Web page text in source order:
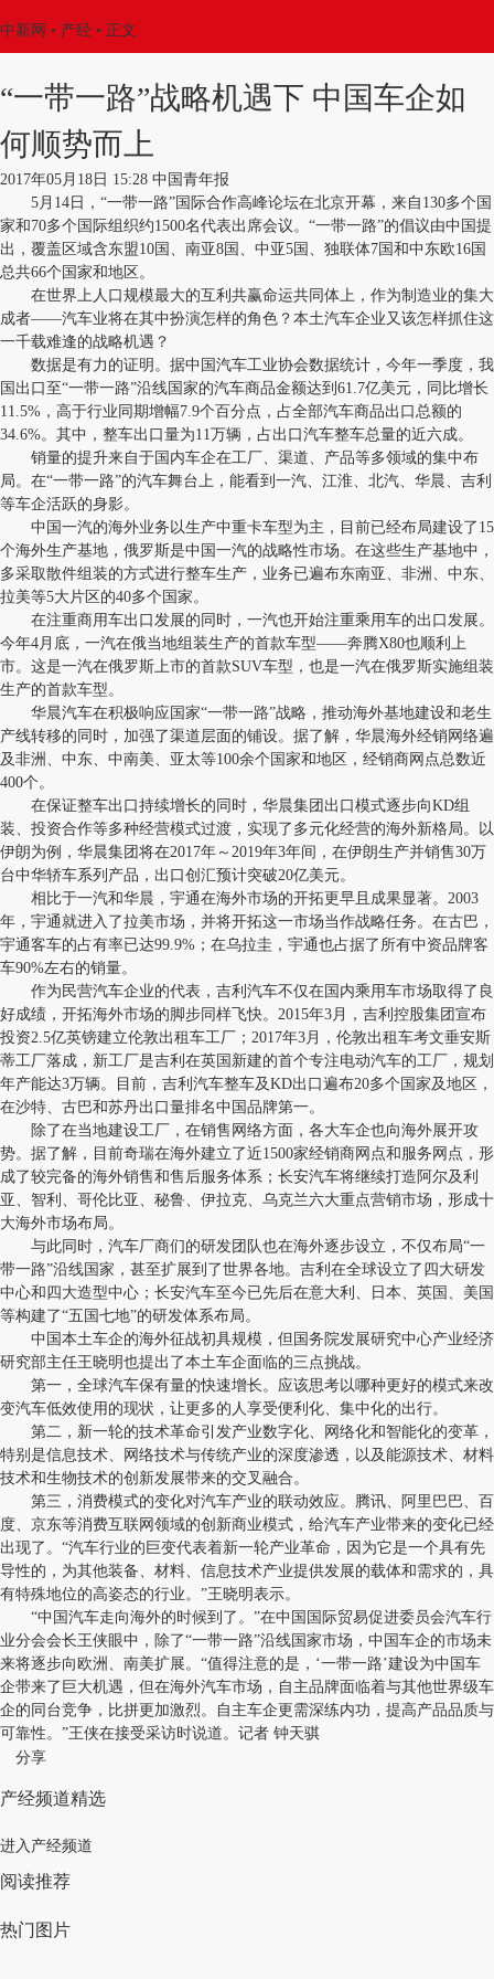
中新网 • 产经 • 正文
“一带一路”战略机遇下 中国车企如
何顺势而上
2017年05月18日 15:28 中国青年报
5月14日，“一带一路”国际合作高峰论坛在北京开幕，来自130多个国
家和70多个国际组织约1500名代表出席会议。“一带一路”的倡议由中国提
出，覆盖区域含东盟10国、南亚8国、中亚5国、独联体7国和中东欧16国
总共66个国家和地区。
在世界上人口规模最大的互利共赢命运共同体上，作为制造业的集大
成者——汽车业将在其中扮演怎样的角色？本土汽车企业又该怎样抓住这
一千载难逢的战略机遇？
数据是有力的证明。据中国汽车工业协会数据统计，今年一季度，我
国出口至“一带一路”沿线国家的汽车商品金额达到61.7亿美元，同比增长
11.5%，高于行业同期增幅7.9个百分点，占全部汽车商品出口总额的
34.6%。其中，整车出口量为11万辆，占出口汽车整车总量的近六成。
销量的提升来自于国内车企在工厂、渠道、产品等多领域的集中布
局。在“一带一路”的汽车舞台上，能看到一汽、江淮、北汽、华晨、吉利
等车企活跃的身影。
中国一汽的海外业务以生产中重卡车型为主，目前已经布局建设了15
个海外生产基地，俄罗斯是中国一汽的战略性市场。在这些生产基地中，
多采取散件组装的方式进行整车生产，业务已遍布东南亚、非洲、中东、
拉美等5大片区的40多个国家。
在注重商用车出口发展的同时，一汽也开始注重乘用车的出口发展。
今年4月底，一汽在俄当地组装生产的首款车型——奔腾X80也顺利上
市。这是一汽在俄罗斯上市的首款SUV车型，也是一汽在俄罗斯实施组装
生产的首款车型。
华晨汽车在积极响应国家“一带一路”战略，推动海外基地建设和老生
产线转移的同时，加强了渠道层面的铺设。据了解，华晨海外经销网络遍
及非洲、中东、中南美、亚太等100余个国家和地区，经销商网点总数近
400个。
在保证整车出口持续增长的同时，华晨集团出口模式逐步向KD组
装、投资合作等多种经营模式过渡，实现了多元化经营的海外新格局。以
伊朗为例，华晨集团将在2017年～2019年3年间，在伊朗生产并销售30万
台中华轿车系列产品，出口创汇预计突破20亿美元。
相比于一汽和华晨，宇通在海外市场的开拓更早且成果显著。2003
年，宇通就进入了拉美市场，并将开拓这一市场当作战略任务。在古巴，
宇通客车的占有率已达99.9%；在乌拉圭，宇通也占据了所有中资品牌客
车90%左右的销量。
作为民营汽车企业的代表，吉利汽车不仅在国内乘用车市场取得了良
好成绩，开拓海外市场的脚步同样飞快。2015年3月，吉利控股集团宣布
投资2.5亿英镑建立伦敦出租车工厂；2017年3月，伦敦出租车考文垂安斯
蒂工厂落成，新工厂是吉利在英国新建的首个专注电动汽车的工厂，规划
年产能达3万辆。目前，吉利汽车整车及KD出口遍布20多个国家及地区，
在沙特、古巴和苏丹出口量排名中国品牌第一。
除了在当地建设工厂，在销售网络方面，各大车企也向海外展开攻
势。据了解，目前奇瑞在海外建立了近1500家经销商网点和服务网点，形
成了较完备的海外销售和售后服务体系；长安汽车将继续打造阿尔及利
亚、智利、哥伦比亚、秘鲁、伊拉克、乌克兰六大重点营销市场，形成十
大海外市场布局。
与此同时，汽车厂商们的研发团队也在海外逐步设立，不仅布局“一
带一路”沿线国家，甚至扩展到了世界各地。吉利在全球设立了四大研发
中心和四大造型中心；长安汽车至今已先后在意大利、日本、英国、美国
等构建了“五国七地”的研发体系布局。
中国本土车企的海外征战初具规模，但国务院发展研究中心产业经济
研究部主任王晓明也提出了本土车企面临的三点挑战。
第一，全球汽车保有量的快速增长。应该思考以哪种更好的模式来改
变汽车低效使用的现状，让更多的人享受便利化、集中化的出行。
第二，新一轮的技术革命引发产业数字化、网络化和智能化的变革，
特别是信息技术、网络技术与传统产业的深度渗透，以及能源技术、材料
技术和生物技术的创新发展带来的交叉融合。
第三，消费模式的变化对汽车产业的联动效应。腾讯、阿里巴巴、百
度、京东等消费互联网领域的创新商业模式，给汽车产业带来的变化已经
出现了。“汽车行业的巨变代表着新一轮产业革命，因为它是一个具有先
导性的，为其他装备、材料、信息技术产业提供发展的载体和需求的，具
有特殊地位的高姿态的行业。”王晓明表示。
“中国汽车走向海外的时候到了。”在中国国际贸易促进委员会汽车行
业分会会长王侠眼中，除了“一带一路”沿线国家市场，中国车企的市场未
来将逐步向欧洲、南美扩展。“值得注意的是，‘一带一路’建设为中国车
企带来了巨大机遇，但在海外汽车市场，自主品牌面临着与其他世界级车
企的同台竞争，比拼更加激烈。自主车企更需深练内功，提高产品品质与
可靠性。”王侠在接受采访时说道。记者 钟天骐
分享
产经频道精选
进入产经频道
阅读推荐
热门图片